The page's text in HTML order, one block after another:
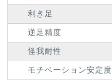
利き足
逆足精度
怪我耐性
モチベーション安定度